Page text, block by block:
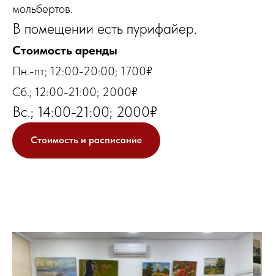
мольбертов.
В помещении есть пурифайер.
Стоимость аренды
Пн.-пт; 12:00-20:00; 1700₽
Сб.; 12:00-21:00; 2000₽
Вс.; 14:00-21:00; 2000₽
Стоимость и расписание